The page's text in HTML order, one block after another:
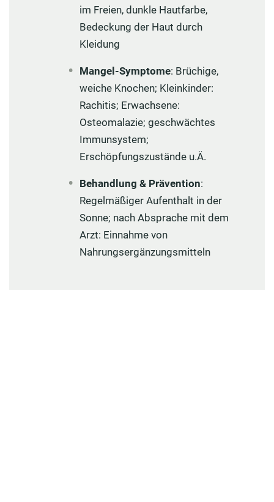
im Freien, dunkle Hautfarbe,
Bedeckung der Haut durch
Kleidung
Mangel-Symptome: Brüchige,
weiche Knochen; Kleinkinder:
Rachitis; Erwachsene:
Osteomalazie; geschwächtes
Immunsystem;
Erschöpfungszustände u.Ä.
Behandlung & Prävention:
Regelmäßiger Aufenthalt in der
Sonne; nach Absprache mit dem
Arzt: Einnahme von
Nahrungsergänzungsmitteln